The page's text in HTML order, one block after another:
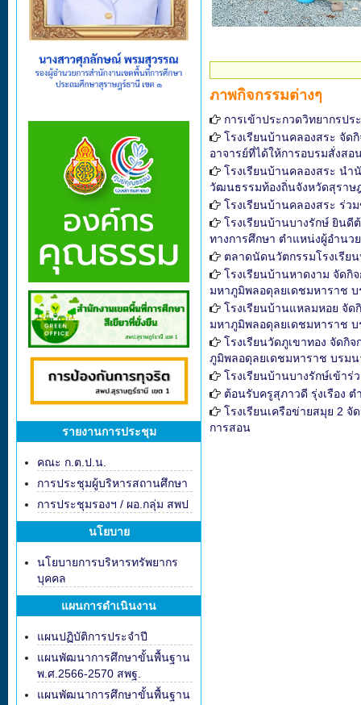
รายงานการประชุม
คณะ ก.ต.ป.น.
การประชุมผู้บริหารสถานศึกษา
การประชุมรองฯ / ผอ.กลุ่ม สพป
นโยบาย
นโยบายการบริหารทรัพยากร
บุคคล
แผนการดำเนินงาน
แผนปฏิบัติการประจำปี
แผนพัฒนาการศึกษาขั้นพื้นฐาน
พ.ศ.2566-2570 สพฐ.
แผนพัฒนาการศึกษาขั้นพื้นฐาน
ภาพกิจกรรมต่างๆ
การเข้าประกวดวิทยากรป
โรงเรียนบ้านคลองสระ จัด
อาจารย์ที่ได้ให้การอบรมสั่งส
โรงเรียนบ้านคลองสระ น
วัฒนธรรมท้องถิ่นจังหวัดสุราษ
โรงเรียนบ้านคลองสระ ร่ว
โรงเรียนบ้านบางรักษ์ ยิน
ทางการศึกษา ตำแหน่งผู้อำนว
ตลาดนัดนวัตกรรมโรงเรีย
โรงเรียนบ้านหาดงาม จัดกิ
มหาภูมิพลอดุลยเดชมหาราช
โรงเรียนบ้านแหลมหอย จั
มหาภูมิพลอดุลยเดชมหาราช
โรงเรียนวัดภูเขาทอง จัดกิ
ภูมิพลอดุลยเดชมหาราช บรม
โรงเรียนบ้านบางรักษ์เข้า
ต้อนรับครูสุภาวดี รุ่งเรือง
โรงเรียนเครือข่ายสมุย 2
การสอน